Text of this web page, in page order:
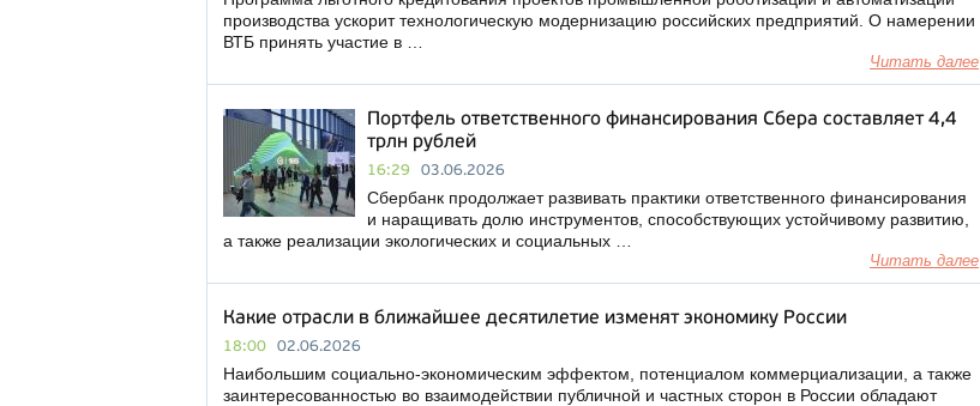
производства ускорит технологическую модернизацию российских предприятий. О намерении
ВТБ принять участие в …
Читать далее
Портфель ответственного финансирования Сбера составляет 4,4
трлн рублей
16:29 03.06.2026
Сбербанк продолжает развивать практики ответственного финансирования
и наращивать долю инструментов, способствующих устойчивому развитию,
а также реализации экологических и социальных …
Читать далее
Какие отрасли в ближайшее десятилетие изменят экономику России
18:00 02.06.2026
Наибольшим социально-экономическим эффектом, потенциалом коммерциализации, а также
заинтересованностью во взаимодействии публичной и частных сторон в России обладают